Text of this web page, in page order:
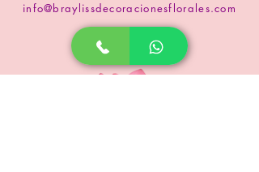
info@braylissdecoracionesflorales.com